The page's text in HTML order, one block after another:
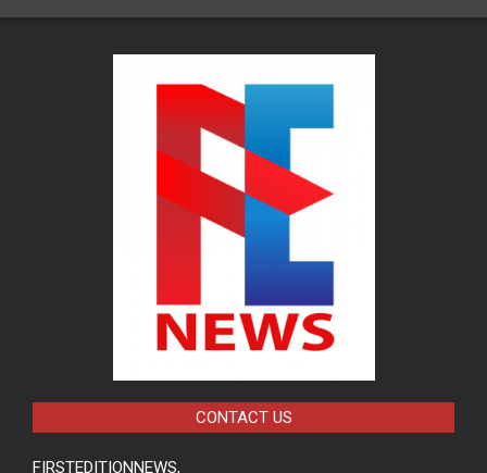
CONTACT US
FIRSTEDITIONNEWS,